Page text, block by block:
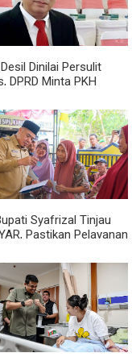
Dinilai Persulit
DPRD Minta PKH
Syafrizal Tinjau
Pastikan Pelayanan